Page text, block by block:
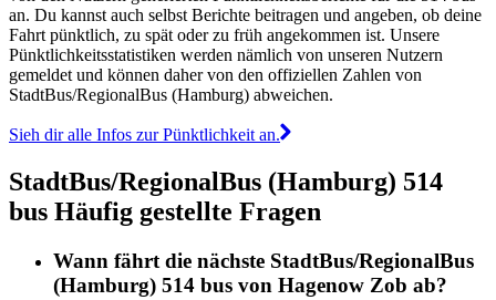
an. Du kannst auch selbst Berichte beitragen und angeben, ob deine
Fahrt pünktlich, zu spät oder zu früh angekommen ist. Unsere
Pünktlichkeitsstatistiken werden nämlich von unseren Nutzern
gemeldet und können daher von den offiziellen Zahlen von
StadtBus/RegionalBus (Hamburg) abweichen.
Sieh dir alle Infos zur Pünktlichkeit an.
StadtBus/RegionalBus (Hamburg) 514
bus Häufig gestellte Fragen
Wann fährt die nächste StadtBus/RegionalBus
(Hamburg) 514 bus von Hagenow Zob ab?